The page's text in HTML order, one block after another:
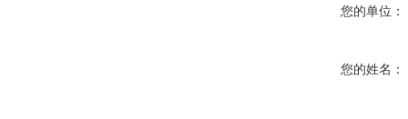
您的单位：
您的姓名：